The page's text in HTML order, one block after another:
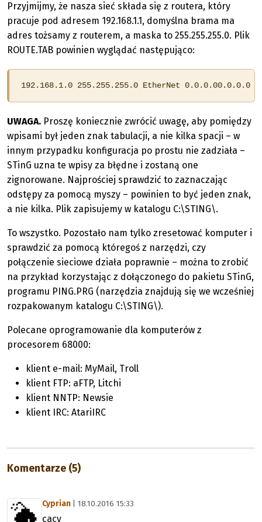
Przyjmijmy, że nasza sieć składa się z routera, który
pracuje pod adresem 192.168.1.1, domyślna brama ma
adres tożsamy z routerem, a maska to 255.255.255.0. Plik
ROUTE.TAB powinien wyglądać następująco:
192.168.1.0 255.255.255.0 EtherNet 0.0.0.00.0.0.0
UWAGA. Proszę koniecznie zwrócić uwagę, aby pomiędzy
wpisami był jeden znak tabulacji, a nie kilka spacji – w
innym przypadku konfiguracja po prostu nie zadziała –
STinG uzna te wpisy za błędne i zostaną one
zignorowane. Najprościej sprawdzić to zaznaczając
odstępy za pomocą myszy – powinien to być jeden znak,
a nie kilka. Plik zapisujemy w katalogu C:\STING\.
To wszystko. Pozostało nam tylko zresetować komputer i
sprawdzić za pomocą któregoś z narzędzi, czy
połączenie sieciowe działa poprawnie – można to zrobić
na przykład korzystając z dołączonego do pakietu STinG,
programu PING.PRG (narzędzia znajdują się we wcześniej
rozpakowanym katalogu C:\STING\).
Polecane oprogramowanie dla komputerów z
procesorem 68000:
klient e-mail: MyMail, Troll
klient FTP: aFTP, Litchi
klient NNTP: Newsie
klient IRC: AtariIRC
Komentarze (5)
Cyprian | 18.10.2016 15:33
cacy